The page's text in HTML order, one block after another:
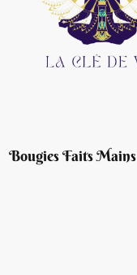
Bougies Faits Mains